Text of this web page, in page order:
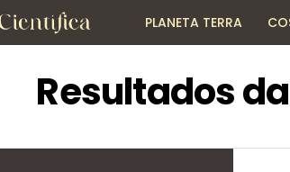
PLANETA TERRA
Resultados